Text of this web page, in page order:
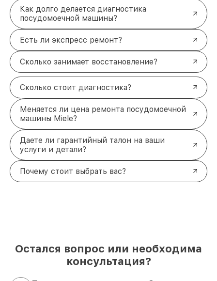
Как долго делается диагностика
посудомоечной машины?
Есть ли экспресс ремонт?
Сколько занимает восстановление?
Сколько стоит диагностика?
Меняется ли цена ремонта посудомоечной
машины Miele?
Даете ли гарантийный талон на ваши
услуги и детали?
Почему стоит выбрать вас?
Остался вопрос или необходима
консультация?